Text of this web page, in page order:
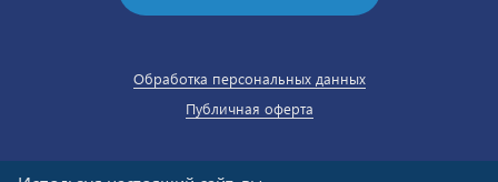
Обработка персональных данных
Публичная оферта